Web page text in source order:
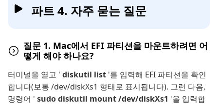
파트 4. 자주 묻는 질문
질문 1. Mac에서 EFI 파티션을 마운트하려면 어
떻게 해야 하나요?
터미널을 열고 ' diskutil list '를 입력해 EFI 파티션을 확인
합니다(보통 /dev/diskXs1 형태로 표시됩니다). 그런 다음,
명령어 ' sudo diskutil mount /dev/diskXs1 '을 입력합